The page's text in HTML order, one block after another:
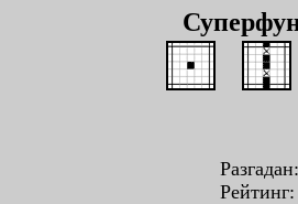
Разгадан:
Рейтинг: